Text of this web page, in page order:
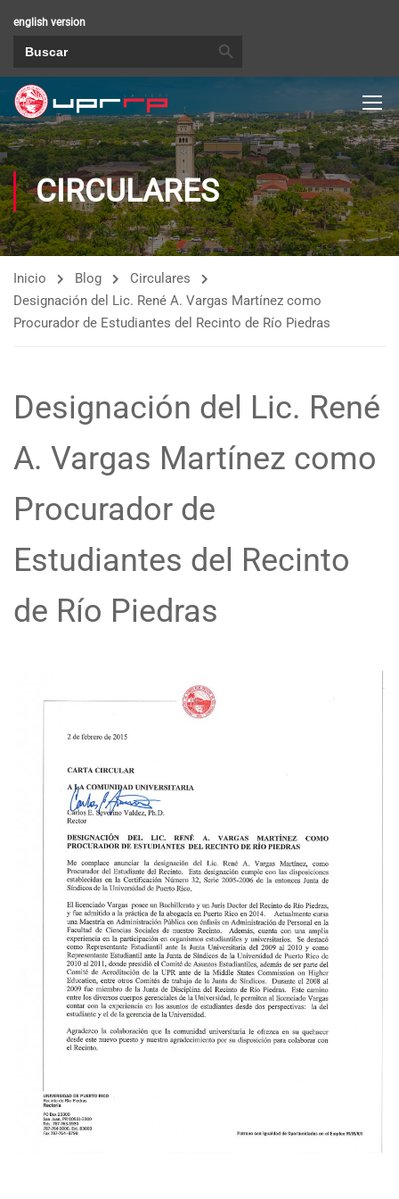
english version
CIRCULARES
Inicio Blog
Circulares
Designación del Lic. René A. Vargas Martínez como
Procurador de Estudiantes del Recinto de Río Piedras
Designación del Lic. René
A. Vargas Martínez como
Procurador de
Estudiantes del Recinto
de Río Piedras